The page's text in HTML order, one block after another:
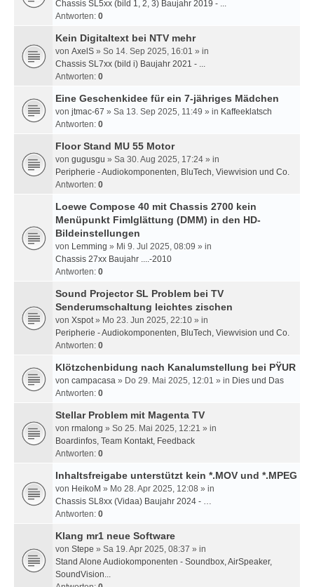
Chassis SL5xx (bild 1, 2, 3) Baujahr 2019 - ...
Antworten: 0
Kein Digitaltext bei NTV mehr
von AxelS » So 14. Sep 2025, 16:01 » in
Chassis SL7xx (bild i) Baujahr 2021 - ...
Antworten: 0
Eine Geschenkidee für ein 7-jähriges Mädchen
von jtmac-67 » Sa 13. Sep 2025, 11:49 » in Kaffeeklatsch
Antworten: 0
Floor Stand MU 55 Motor
von gugusgu » Sa 30. Aug 2025, 17:24 » in
Peripherie - Audiokomponenten, BluTech, Viewvision und Co.
Antworten: 0
Loewe Compose 40 mit Chassis 2700 kein
Menüpunkt Fimlglättung (DMM) in den HD-
Bildeinstellungen
von Lemming » Mi 9. Jul 2025, 08:09 » in
Chassis 27xx Baujahr ....-2010
Antworten: 0
Sound Projector SL Problem bei TV
Senderumschaltung leichtes zischen
von Xspot» Mo 23. Jun 2025, 22:10 » in
Peripherie - Audiokomponenten, BluTech, Viewvision und Co.
Antworten: 0
Klötzchenbidung nach Kanalumstellung bei PŸUR
von campacasa » Do 29. Mai 2025, 12:01 » in Dies und Das
Antworten: 0
Stellar Problem mit Magenta TV
von rmalong » So 25. Mai 2025, 12:21 » in
Boardinfos, Team Kontakt, Feedback
Antworten: 0
Inhaltsfreigabe unterstützt kein *.MOV und *.MPEG
von HeikoM » Mo 28. Apr 2025, 12:08 » in
Chassis SL8xx (Vidaa) Baujahr 2024 - …
Antworten: 0
Klang mr1 neue Software
von Stepe » Sa 19. Apr 2025, 08:37 » in
Stand Alone Audiokomponenten - Soundbox, AirSpeaker,
SoundVision...